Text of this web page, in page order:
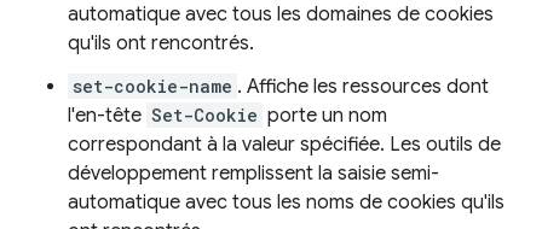
automatique avec tous les domaines de cookies
qu'ils ont rencontrés.
set-cookie-name . Affiche les ressources dont
l'en-tête Set-Cookie porte un nom
correspondant à la valeur spécifiée. Les outils de
développement remplissent la saisie semi-
automatique avec tous les noms de cookies qu'ils